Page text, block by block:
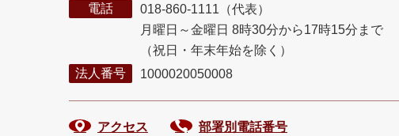
電話
018-860-1111（代表）
月曜日～金曜日 8時30分から17時15分まで
（祝日・年末年始を除く）
法人番号
1000020050008
アクセス 部署別電話番号